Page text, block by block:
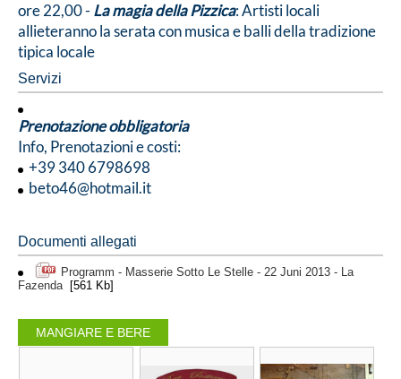
ore 22,00 - La magia della Pizzica: Artisti locali
allieteranno la serata con musica e balli della tradizione
tipica locale
Servizi
Prenotazione obbligatoria
Info, Prenotazioni e costi:
+39 340 6798698
beto46@hotmail.it
Documenti allegati
Programm - Masserie Sotto Le Stelle - 22 Juni 2013 - La
Fazenda[561 Kb]
MANGIARE E BERE